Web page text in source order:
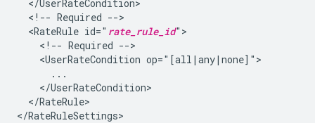
  </UserRateCondition>
  <!-- Required -->
  <RateRule id="
rate_rule_id">
    <!-- Required -->
    <UserRateCondition op="[all|any|none]">
      ...
    </UserRateCondition>
  </RateRule>
</RateRuleSettings>